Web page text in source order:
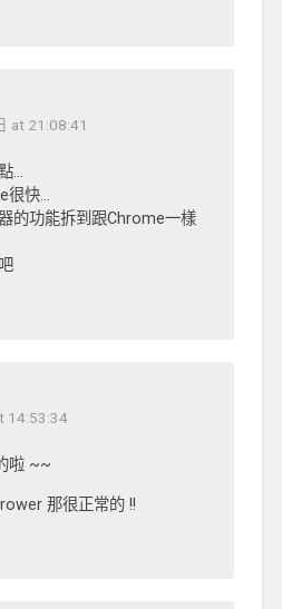
at 21:08:41
…
很快…
的功能拆到跟Chrome一樣
14:53:34
啦 ~~
那很正常的 !!